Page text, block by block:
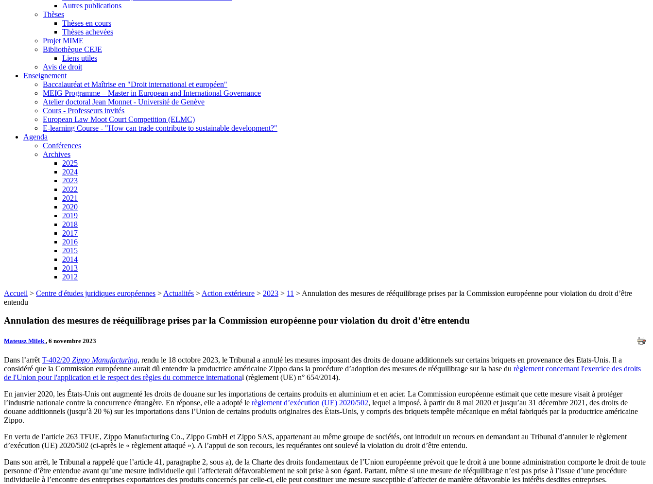
Autres publications
Thèses
Thèses en cours
Thèses achevées
Projet MIME
Bibliothèque CEJE
Liens utiles
Avis de droit
Enseignement
Baccalauréat et Maîtrise en "Droit international et européen"
MEIG Programme – Master in European and International Governance
Atelier doctoral Jean Monnet - Université de Genève
Cours - Professeurs invités
European Law Moot Court Competition (ELMC)
E-learning Course - "How can trade contribute to sustainable development?"
Agenda
Conférences
Archives
2025
2024
2023
2022
2021
2020
2019
2018
2017
2016
2015
2014
2013
2012
Accueil > Centre d'études juridiques européennes > Actualités > Action extérieure > 2023 > 11 > Annulation des mesures de rééquilibrage prises par la Commission européenne pour violation du droit d’être
entendu
Annulation des mesures de rééquilibrage prises par la Commission européenne pour violation du droit d’être entendu
Mateusz Milek , 6 novembre 2023
Dans l’arrêt T-402/20 Zippo Manufacturing, rendu le 18 octobre 2023, le Tribunal a annulé les mesures imposant des droits de douane additionnels sur certains briquets en provenance des Etats-Unis. Il a
considéré que la Commission européenne aurait dû entendre la productrice américaine Zippo dans la procédure d’adoption des mesures de rééquilibrage sur la base du règlement concernant l'exercice des droits
de l'Union pour l'application et le respect des règles du commerce international (règlement (UE) n° 654/2014).
En janvier 2020, les États-Unis ont augmenté les droits de douane sur les importations de certains produits en aluminium et en acier. La Commission européenne estimait que cette mesure visait à protéger
l’industrie nationale contre la concurrence étrangère. En réponse, elle a adopté le règlement d’exécution (UE) 2020/502, lequel a imposé, à partir du 8 mai 2020 et jusqu’au 31 décembre 2021, des droits de
douane additionnels (jusqu’à 20 %) sur les importations dans l’Union de certains produits originaires des États-Unis, y compris des briquets tempête mécanique en métal fabriqués par la productrice américaine
Zippo.
En vertu de l’article 263 TFUE, Zippo Manufacturing Co., Zippo GmbH et Zippo SAS, appartenant au même groupe de sociétés, ont introduit un recours en demandant au Tribunal d’annuler le règlement
d’exécution (UE) 2020/502 (ci-après le « règlement attaqué »). A l’appui de son recours, les requérantes ont soulevé la violation du droit d’être entendu.
Dans son arrêt, le Tribunal a rappelé que l’article 41, paragraphe 2, sous a), de la Charte des droits fondamentaux de l’Union européenne prévoit que le droit à une bonne administration comporte le droit de toute
personne d’être entendue avant qu’une mesure individuelle qui l’affecterait défavorablement ne soit prise à son égard. Partant, même si une mesure de rééquilibrage n’est pas prise à l’issue d’une procédure
individuelle à l’encontre des entreprises exportatrices des produits concernés par celle-ci, elle peut constituer une mesure susceptible d’affecter de manière défavorable les intérêts desdites entreprises.